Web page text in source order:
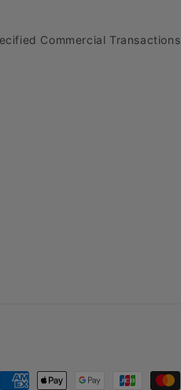
Commercial Transactions
Payment